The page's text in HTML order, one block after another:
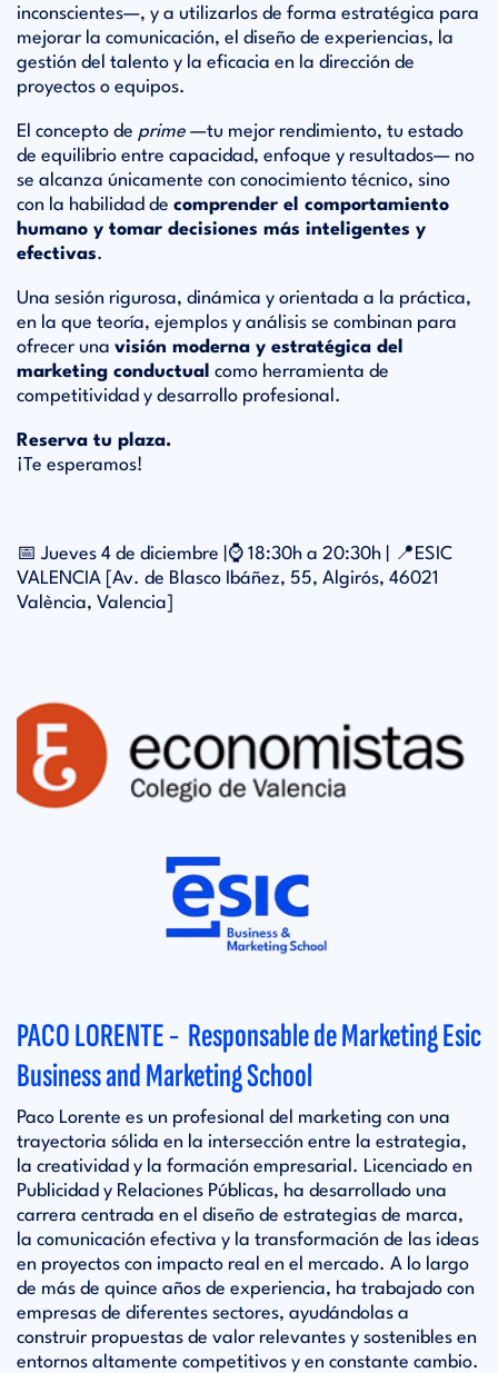
inconscientes—, y a utilizarlos de forma estratégica para
mejorar la comunicación, el diseño de experiencias, la
gestión del talento y la eficacia en la dirección de
proyectos o equipos.
El concepto de prime —tu mejor rendimiento, tu estado
de equilibrio entre capacidad, enfoque y resultados— no
se alcanza únicamente con conocimiento técnico, sino
con la habilidad de comprender el comportamiento
humano y tomar decisiones más inteligentes y
efectivas.
Una sesión rigurosa, dinámica y orientada a la práctica,
en la que teoría, ejemplos y análisis se combinan para
ofrecer una visión moderna y estratégica del
marketing conductual como herramienta de
competitividad y desarrollo profesional.
Reserva tu plaza.
¡Te esperamos!
📅 Jueves 4 de diciembre |⌚ 18:30h a 20:30h | 📍ESIC
VALENCIA [Av. de Blasco Ibáñez, 55, Algirós, 46021
València, Valencia]
PACO LORENTE - Responsable de Marketing Esic
Business and Marketing School
Paco Lorente es un profesional del marketing con una
trayectoria sólida en la intersección entre la estrategia,
la creatividad y la formación empresarial. Licenciado en
Publicidad y Relaciones Públicas, ha desarrollado una
carrera centrada en el diseño de estrategias de marca,
la comunicación efectiva y la transformación de las ideas
en proyectos con impacto real en el mercado. A lo largo
de más de quince años de experiencia, ha trabajado con
empresas de diferentes sectores, ayudándolas a
construir propuestas de valor relevantes y sostenibles en
entornos altamente competitivos y en constante cambio.